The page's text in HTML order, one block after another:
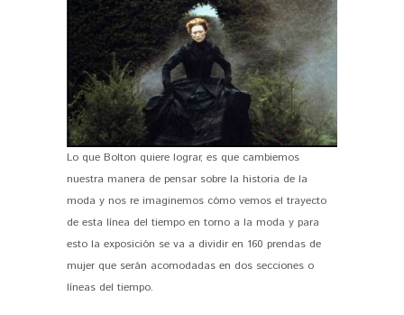
Lo que Bolton quiere lograr, es que cambiemos
nuestra manera de pensar sobre la historia de la
moda y nos re imaginemos cómo vemos el trayecto
de esta línea del tiempo en torno a la moda y para
esto la exposición se va a dividir en 160 prendas de
mujer que serán acomodadas en dos secciones o
líneas del tiempo.